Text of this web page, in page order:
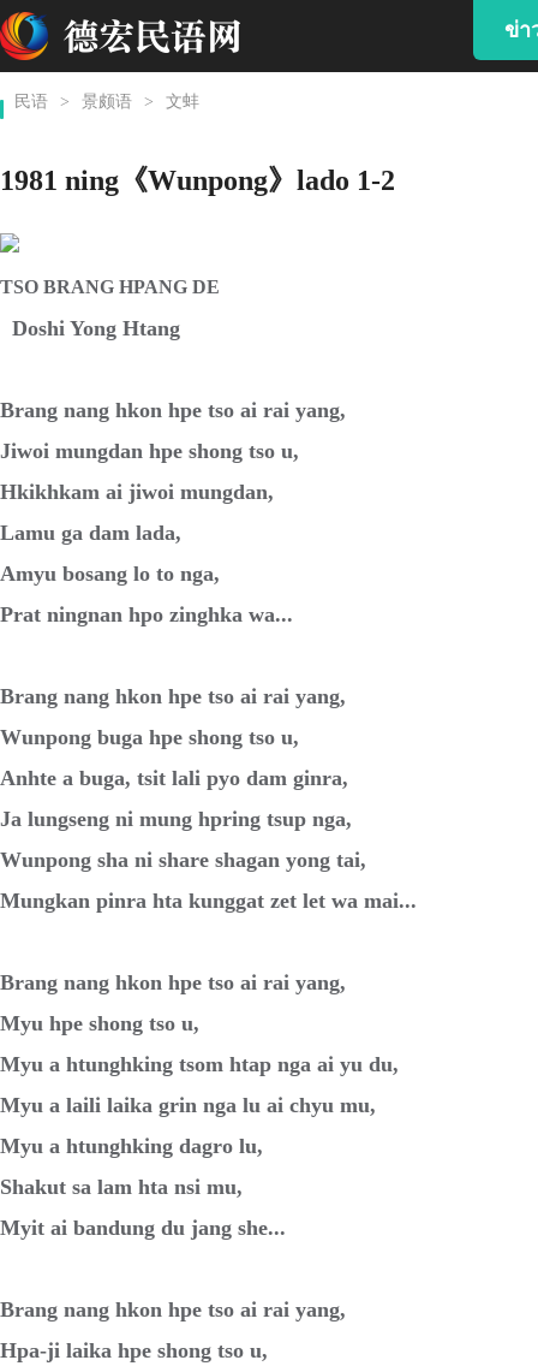
ข่า
民语 > 景颇语 > 文蚌
1981 ning《Wunpong》lado 1-2
TSO BRANG HPANG DE
Doshi Yong Htang
Brang nang hkon hpe tso ai rai yang,
Jiwoi mungdan hpe shong tso u,
Hkikhkam ai jiwoi mungdan,
Lamu ga dam lada,
Amyu bosang lo to nga,
Prat ningnan hpo zinghka wa...
Brang nang hkon hpe tso ai rai yang,
Wunpong buga hpe shong tso u,
Anhte a buga, tsit lali pyo dam ginra,
Ja lungseng ni mung hpring tsup nga,
Wunpong sha ni share shagan yong tai,
Mungkan pinra hta kunggat zet let wa mai...
Brang nang hkon hpe tso ai rai yang,
Myu hpe shong tso u,
Myu a htunghking tsom htap nga ai yu du,
Myu a laili laika grin nga lu ai chyu mu,
Myu a htunghking dagro lu,
Shakut sa lam hta nsi mu,
Myit ai bandung du jang she...
Brang nang hkon hpe tso ai rai yang,
Hpa-ji laika hpe shong tso u,